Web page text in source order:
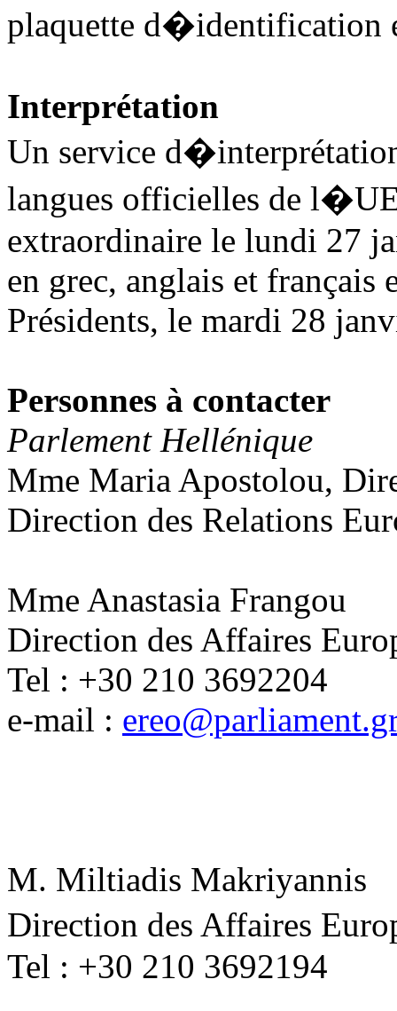
plaquette d�identification
Interprétation
Un service
langues officielles de
extraordinaire le lundi 27
en grec, anglais et français
Présidents, le mardi 28
Personnes à contacter
Parlement Hellénique
Mme Maria Apostolou,
Direction des Relations
Mme Anastasia Frangou
Direction des Affaires
Tel : +30 210 3692204
e-mail :
M. Miltiadis Makriyannis
Direction des Affaires
Tel : +30 210 3692194